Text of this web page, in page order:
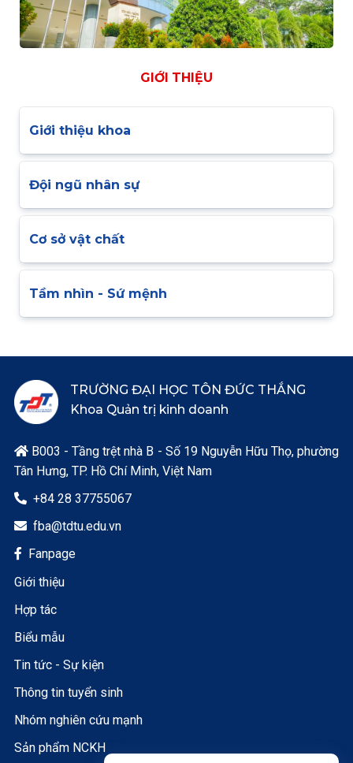
GIỚI THIỆU
Giới thiệu khoa
Đội ngũ nhân sự
Cơ sở vật chất
Tầm nhìn - Sứ mệnh
TRƯỜNG ĐẠI HỌC TÔN ĐỨC THẮNG
Khoa Quản trị kinh doanh
B003 - Tầng trệt nhà B - Số 19 Nguyễn Hữu Thọ, phường
Tân Hưng, TP. Hồ Chí Minh, Việt Nam
 +84 28 37755067
 fba@tdtu.edu.vn

Fanpage
Giới thiệu
Hợp tác
Biểu mẫu
Tin tức - Sự kiện
Thông tin tuyển sinh
Nhóm nghiên cứu mạnh
Sản phẩm NCKH